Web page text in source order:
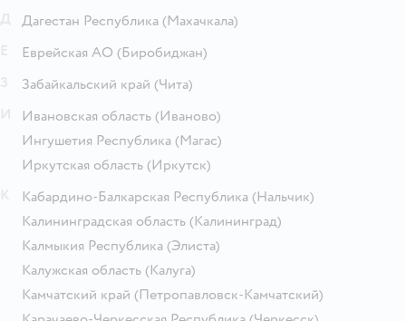
Дагестан Республика (Махачкала)
Еврейская АО (Биробиджан)
Забайкальский край (Чита)
Ивановская область (Иваново)
Ингушетия Республика (Магас)
Иркутская область (Иркутск)
Кабардино-Балкарская Республика (Нальчик)
Калининградская область (Калининград)
Калмыкия Республика (Элиста)
Калужская область (Калуга)
Камчатский край (Петропавловск-Камчатский)